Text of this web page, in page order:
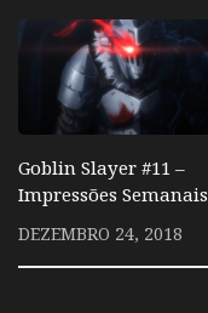
Goblin Slayer #11 –
Impressões Semanais
DEZEMBRO 24, 2018